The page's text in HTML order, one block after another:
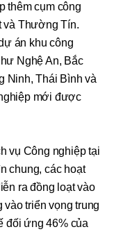
thêm cụm công
và Thường Tín.
án khu công
Nghệ An, Bắc
Ninh, Thái Bình và
mới được
vụ Công nghiệp tại
chung, các hoạt
ra đồng loạt vào
triển vọng trung
đối ứng 46% của